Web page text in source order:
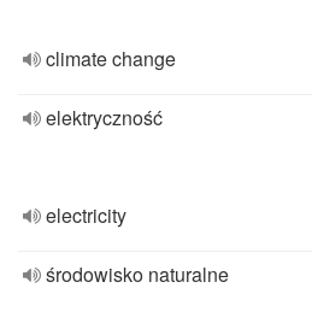
climate change
elektryczność
electricity
środowisko naturalne